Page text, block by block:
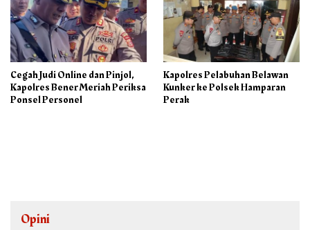
Cegah Judi Online dan Pinjol,
Kapolres Bener Meriah Periksa
Ponsel Personel
Kapolres Pelabuhan Belawan
Kunker ke Polsek Hamparan
Perak
Opini